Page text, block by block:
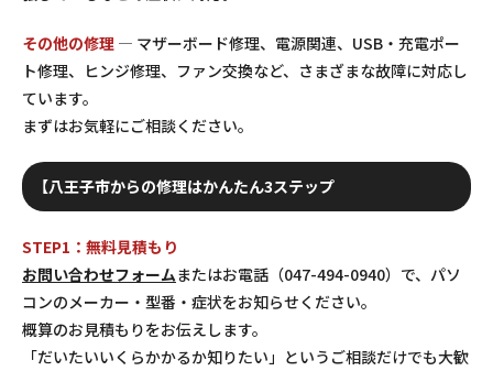
その他の修理 — マザーボード修理、電源関連、USB・充電ポー
ト修理、ヒンジ修理、ファン交換など、さまざまな故障に対応し
ています。
まずはお気軽にご相談ください。
【八王子市からの修理はかんたん3ステップ
STEP1：無料見積もり
お問い合わせフォームまたはお電話（047-494-0940）で、パソ
コンのメーカー・型番・症状をお知らせください。
概算のお見積もりをお伝えします。
「だいたいいくらかかるか知りたい」というご相談だけでも大歓